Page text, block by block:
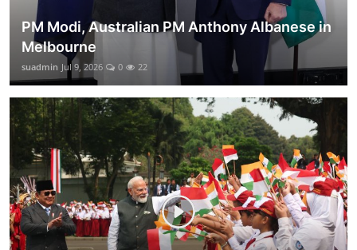
PM Modi, Australian PM Anthony Albanese in
Melbourne
suadmin Jul 9, 2026 0 22